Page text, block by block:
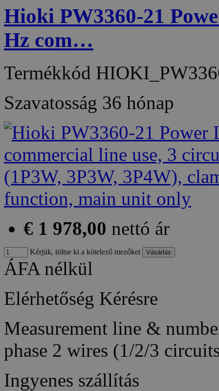
Hioki PW3360-21
Hz com…
Termékkód
Szavatosság 36 hónap
€ 1 978,00 nettó ár
Kérjük, töltse ki a kötelező mezőket
ÁFA nélkül
Elérhetőség Kérésre
Measurement line &
phase 2 wires (1/2/3
Ingyenes szállítás